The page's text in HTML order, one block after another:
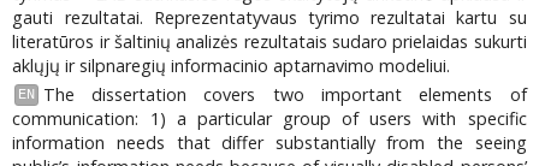
gauti rezultatai. Reprezentatyvaus tyrimo rezultatai kartu su
literatūros ir šaltinių analizės rezultatais sudaro prielaidas sukurti
aklųjų ir silpnaregių informacinio aptarnavimo modeliui.
EN
The dissertation covers two important elements of
communication: 1) a particular group of users with specific
information needs that differ substantially from the seeing